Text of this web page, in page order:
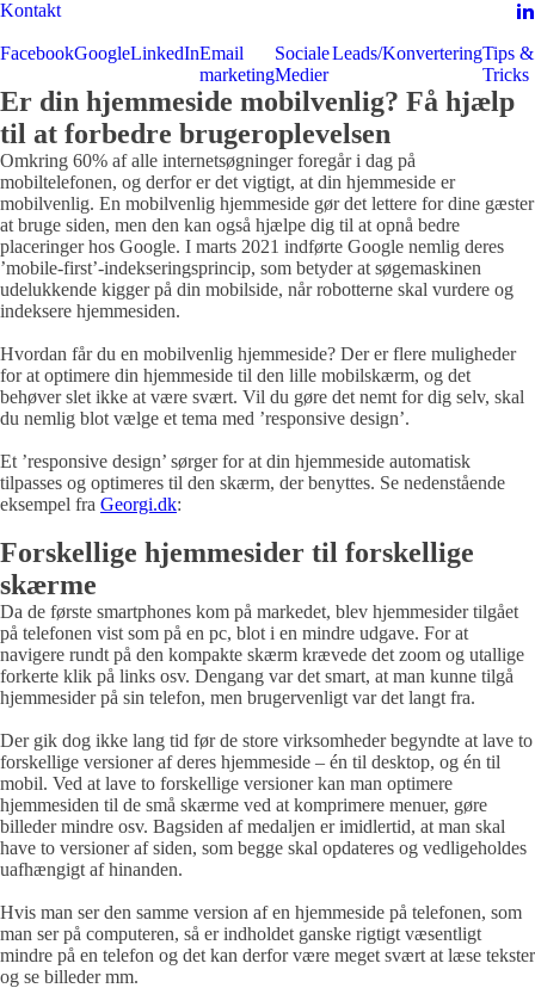
Kontakt
FacebookGoogleLinkedInEmail
marketing
Sociale
Medier
Leads/KonverteringTips &
Tricks
Er din hjemmeside mobilvenlig? Få hjælp
til at forbedre brugeroplevelsen
Omkring 60% af alle internetsøgninger foregår i dag på
mobiltelefonen, og derfor er det vigtigt, at din hjemmeside er
mobilvenlig. En mobilvenlig hjemmeside gør det lettere for dine gæster
at bruge siden, men den kan også hjælpe dig til at opnå bedre
placeringer hos Google. I marts 2021 indførte Google nemlig deres
’mobile-first’-indekseringsprincip, som betyder at søgemaskinen
udelukkende kigger på din mobilside, når robotterne skal vurdere og
indeksere hjemmesiden.
Hvordan får du en mobilvenlig hjemmeside? Der er flere muligheder
for at optimere din hjemmeside til den lille mobilskærm, og det
behøver slet ikke at være svært. Vil du gøre det nemt for dig selv, skal
du nemlig blot vælge et tema med ’responsive design’.
Et ’responsive design’ sørger for at din hjemmeside automatisk
tilpasses og optimeres til den skærm, der benyttes. Se nedenstående
eksempel fra Georgi.dk:
Forskellige hjemmesider til forskellige
skærme
Da de første smartphones kom på markedet, blev hjemmesider tilgået
på telefonen vist som på en pc, blot i en mindre udgave. For at
navigere rundt på den kompakte skærm krævede det zoom og utallige
forkerte klik på links osv. Dengang var det smart, at man kunne tilgå
hjemmesider på sin telefon, men brugervenligt var det langt fra.
Der gik dog ikke lang tid før de store virksomheder begyndte at lave to
forskellige versioner af deres hjemmeside – én til desktop, og én til
mobil. Ved at lave to forskellige versioner kan man optimere
hjemmesiden til de små skærme ved at komprimere menuer, gøre
billeder mindre osv. Bagsiden af medaljen er imidlertid, at man skal
have to versioner af siden, som begge skal opdateres og vedligeholdes
uafhængigt af hinanden.
Hvis man ser den samme version af en hjemmeside på telefonen, som
man ser på computeren, så er indholdet ganske rigtigt væsentligt
mindre på en telefon og det kan derfor være meget svært at læse tekster
og se billeder mm.